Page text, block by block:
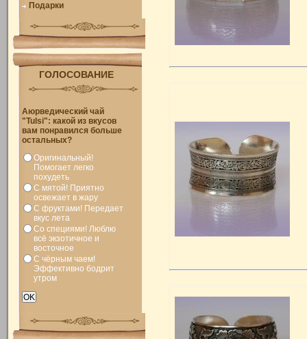
Подарки
ГОЛОСОВАНИЕ
Аюрведический чай
"Tulsi": какой из вкусов
вам понравился больше
остальных?
Оригинальный!
Помогает легко
похудеть
С мятой! Приятно
освежает в жару
С фруктами! Передает
вкус лета
Со специями! Люблю
всё экзотичное и
восточное
С чёрным чаем!
Эффективно бодрит
утром